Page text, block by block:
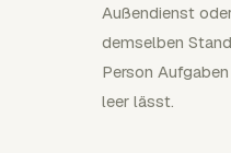
Außendienst
demselben
Person
leer lässt.